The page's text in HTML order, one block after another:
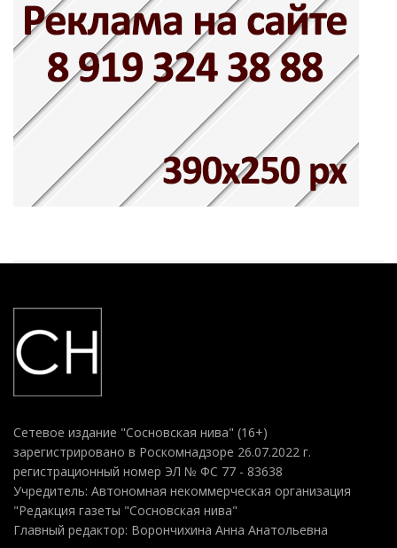
Сетевое издание "Сосновская нива" (16+)
зарегистрировано в Роскомнадзоре 26.07.2022 г.
регистрационный номер ЭЛ № ФС 77 - 83638
Учредитель: Автономная некоммерческая организация
"Редакция газеты "Сосновская нива"
Главный редактор: Ворончихина Анна Анатольевна